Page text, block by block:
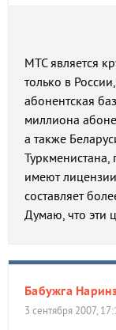
МТС является
только в
абонентская
миллиона
а также
имеют лицензии
составляет
Думаю, что эти
Бабужга
3 сентября 2007,